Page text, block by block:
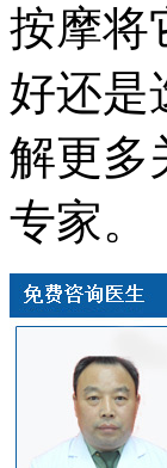
按摩将
好还是
解更多
专家。